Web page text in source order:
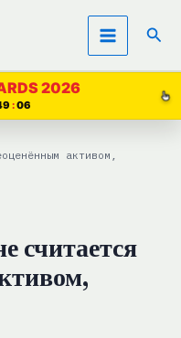
2026
05
активом,
считается